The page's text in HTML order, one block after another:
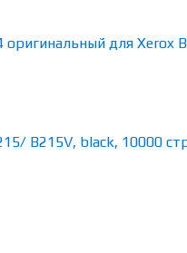
оригинальный для Xerox